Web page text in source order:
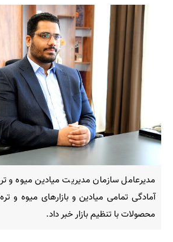
مدیرعامل سازمان مدیریت میادین میوه و
آمادگی تمامی میادین و بازارهای میوه و
محصولات با تنظیم بازار خبر داد.